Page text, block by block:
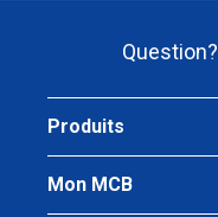
Question?
Produits
Mon MCB